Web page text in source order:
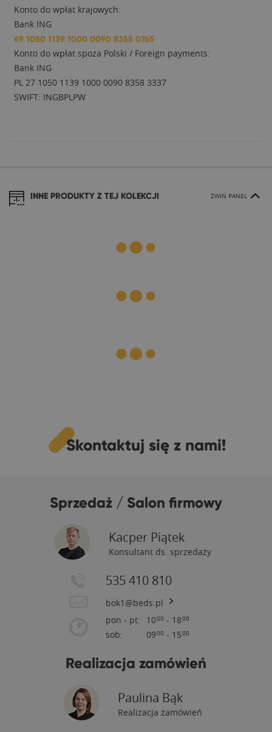
Konto do wpłat krajowych:
Bank ING
69 1050 1139 1000 0090 8355 0765
Konto do wpłat spoza Polski / Foreign payments:
Bank ING
PL 27 1050 1139 1000 0090 8358 3337
SWIFT: INGBPLPW
INNE PRODUKTY Z TEJ KOLEKCJI ZWIŃ PANEL
Skontaktuj się z nami!
Sprzedaż / Salon firmowy
Kacper Piątek
Konsultant ds. sprzedaży
535 410 810
bok1@beds.pl
pon - pt:
sob:
1000 - 1800
0900 - 1500
Realizacja zamówień
Paulina Bąk
Realizacja zamówień